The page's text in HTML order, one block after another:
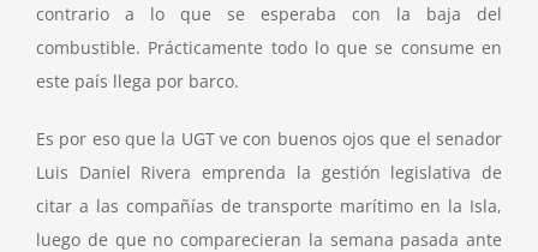
contrario a lo que se esperaba con la baja del
combustible. Prácticamente todo lo que se consume en
este país llega por barco.
Es por eso que la UGT ve con buenos ojos que el senador
Luis Daniel Rivera emprenda la gestión legislativa de
citar a las compañías de transporte marítimo en la Isla,
luego de que no comparecieran la semana pasada ante